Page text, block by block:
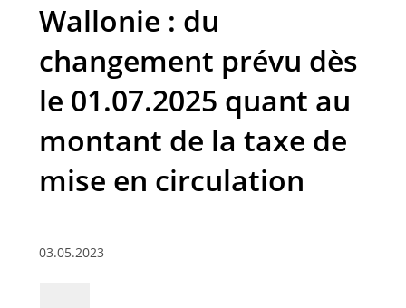
Wallonie : du
changement prévu dès
le 01.07.2025 quant au
montant de la taxe de
mise en circulation
03.05.2023